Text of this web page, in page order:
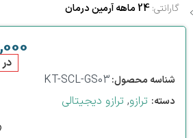
گارانتی:
شناسه محصول:KT-SCL-GS03
دسته: ترازو, ترازو دیجیتالی